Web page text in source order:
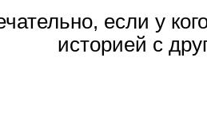
если у
историей с